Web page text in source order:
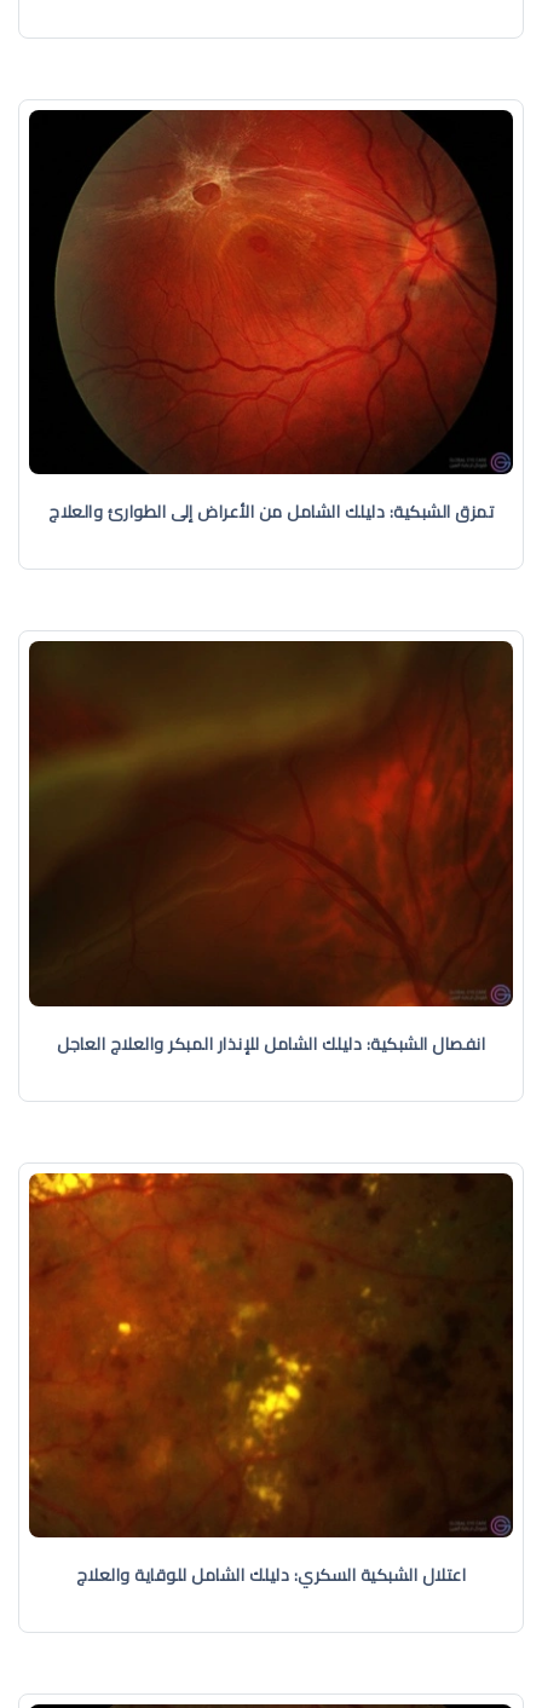
تمزق الشبكية: دليلك الشامل من الأعراض إلى الطوارئ والعلاج
انفصال الشبكية: دليلك الشامل للإنذار المبكر والعلاج العاجل
اعتلال الشبكية السكري: دليلك الشامل للوقاية والعلاج